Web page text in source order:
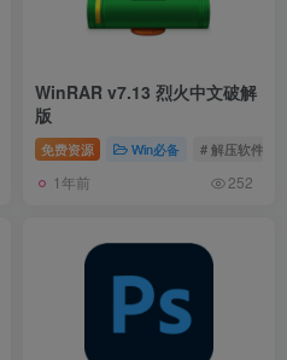
WinRAR v7.13 烈火中文破解
版
免费资源 Win必备 # 解压软件
1年前 252